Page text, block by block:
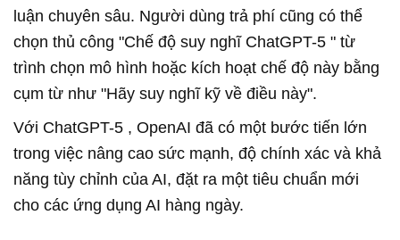
luận chuyên sâu. Người dùng trả phí cũng có thể
chọn thủ công "Chế độ suy nghĩ ChatGPT-5 " từ
trình chọn mô hình hoặc kích hoạt chế độ này bằng
cụm từ như "Hãy suy nghĩ kỹ về điều này".
Với ChatGPT-5 , OpenAI đã có một bước tiến lớn
trong việc nâng cao sức mạnh, độ chính xác và khả
năng tùy chỉnh của AI, đặt ra một tiêu chuẩn mới
cho các ứng dụng AI hàng ngày.